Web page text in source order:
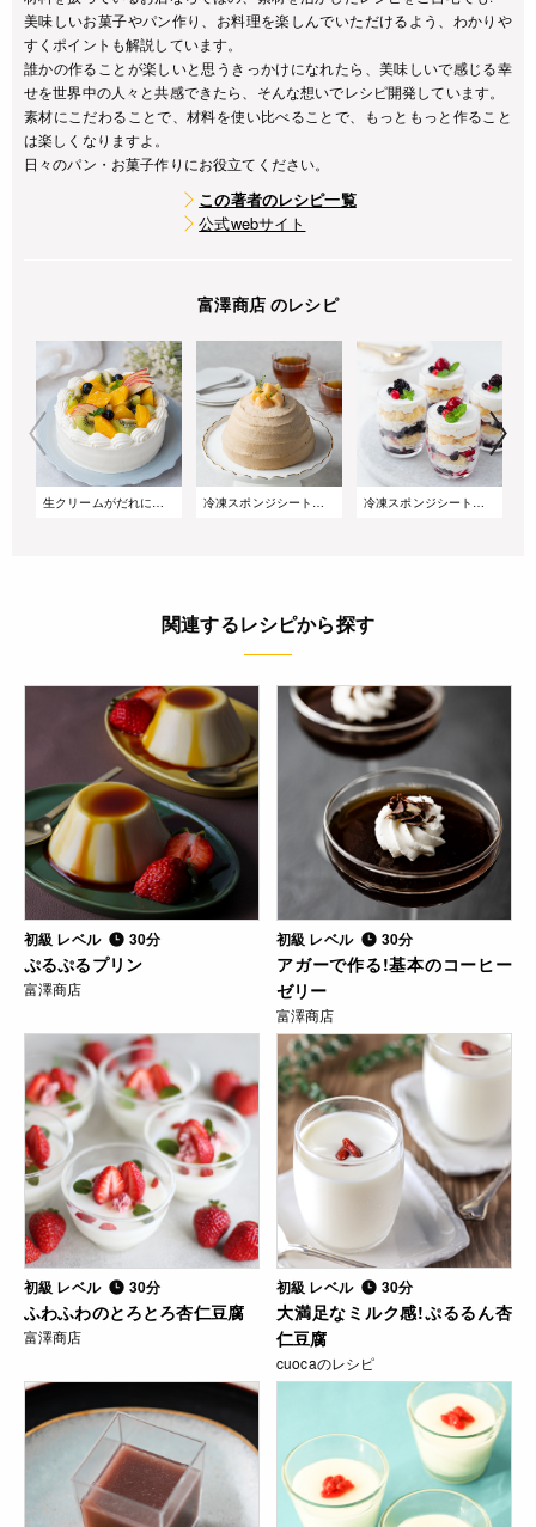
美味しいお菓子やパン作り、お料理を楽しんでいただけるよう、わかりや
すくポイントも解説しています。
誰かの作ることが楽しいと思うきっかけになれたら、美味しいで感じる幸
せを世界中の人々と共感できたら、そんな想いでレシピ開発しています。
素材にこだわることで、材料を使い比べることで、もっともっと作ること
は楽しくなりますよ。
日々のパン・お菓子作りにお役立てください。
この著者のレシピ一覧
公式webサイト
富澤商店 のレシピ
生クリームがだれにくい!サマーショートケーキ 冷凍スポンジシートで簡単!桃とアールグレイのズコットケーキ 冷凍スポンジシートで簡単!重ねるだけのベリーグラスケーキ
関連するレシピから探す
初級 レベル 30分
ぷるぷるプリン
富澤商店
初級 レベル 30分
アガーで作る!基本のコーヒー
ゼリー
富澤商店
初級 レベル 30分
ふわふわのとろとろ杏仁豆腐
富澤商店
初級 レベル 30分
大満足なミルク感!ぷるるん杏
仁豆腐
cuocaのレシピ